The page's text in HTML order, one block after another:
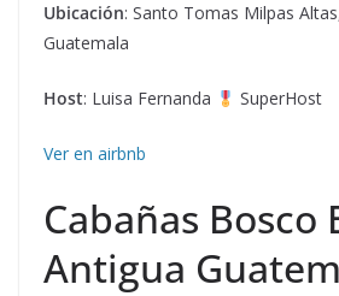
Ubicación: Santo Tomas Milpas
Guatemala
Host: Luisa Fernanda SuperHost
Ver en airbnb
Cabañas Bosco
Antigua